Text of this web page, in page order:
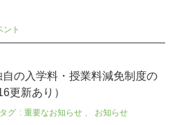
ント
の入学料・授業料減免制度の
更新あり）
タグ 重要なお知らせ 、 お知らせ